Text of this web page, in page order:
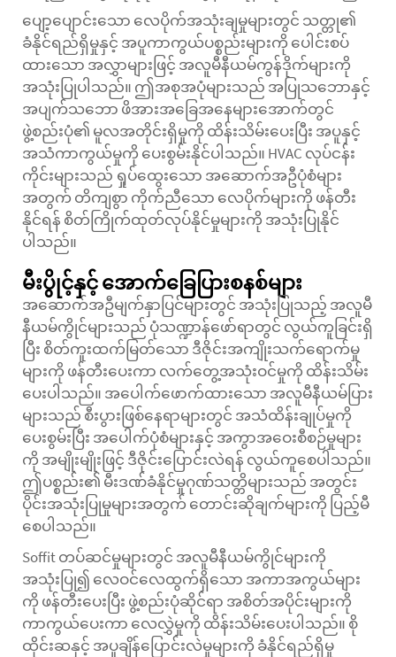
ပျော့ပျောင်းသော လေပိုက်အသုံးချမှုများတွင် သတ္တု၏
ခံနိုင်ရည်ရှိမှုနှင့် အပူကာကွယ်ပစ္စည်းများကို ပေါင်းစပ်
ထားသော အလွှာများဖြင့် အလူမီနီယမ်ကွန်ဒိုက်များကို
အသုံးပြုပါသည်။ ဤအစုအပုံများသည် အပြုသဘောနှင့်
အပျက်သဘော ဖိအားအခြေအနေများအောက်တွင်
ဖွဲ့စည်းပုံ၏ မူလအတိုင်းရှိမှုကို ထိန်းသိမ်းပေးပြီး အပူနှင့်
အသံကာကွယ်မှုကို ပေးစွမ်းနိုင်ပါသည်။ HVAC လုပ်ငန်း
ကိုင်းများသည် ရှုပ်ထွေးသော အဆောက်အဦပုံစံများ
အတွက် တိကျစွာ ကိုက်ညီသော လေပိုက်များကို ဖန်တီး
နိုင်ရန် စိတ်ကြိုက်ထုတ်လုပ်နိုင်မှုများကို အသုံးပြုနိုင်
ပါသည်။
မီးပွိုင့်နှင့် အောက်ခြေပြားစနစ်များ
အဆောက်အဦမျက်နှာပြင်များတွင် အသုံးပြုသည့် အလူမီ
နီယမ်ကွိုင်များသည် ပုံသဏ္ဍာန်ဖော်ရာတွင် လွယ်ကူခြင်းရှိ
ပြီး စိတ်ကူးထက်မြတ်သော ဒီဇိုင်းအကျိုးသက်ရောက်မှု
များကို ဖန်တီးပေးကာ လက်တွေ့အသုံးဝင်မှုကို ထိန်းသိမ်း
ပေးပါသည်။ အပေါက်ဖောက်ထားသော အလူမီနီယမ်ပြား
များသည် စီးပွားဖြစ်နေရာများတွင် အသံထိန်းချုပ်မှုကို
ပေးစွမ်းပြီး အပေါက်ပုံစံများနှင့် အကွာအဝေးစီစဉ်မှုများ
ကို အမျိုးမျိုးဖြင့် ဒီဇိုင်းပြောင်းလဲရန် လွယ်ကူစေပါသည်။
ဤပစ္စည်း၏ မီးဒဏ်ခံနိုင်မှုဂုဏ်သတ္တိများသည် အတွင်း
ပိုင်းအသုံးပြုမှုများအတွက် တောင်းဆိုချက်များကို ပြည့်မီ
စေပါသည်။
Soffit တပ်ဆင်မှုများတွင် အလူမီနီယမ်ကွိုင်များကို
အသုံးပြု၍ လေဝင်လေထွက်ရှိသော အကာအကွယ်များ
ကို ဖန်တီးပေးပြီး ဖွဲ့စည်းပုံဆိုင်ရာ အစိတ်အပိုင်းများကို
ကာကွယ်ပေးကာ လေလွှဲမှုကို ထိန်းသိမ်းပေးပါသည်။ စို
ထိုင်းဆနှင့် အပူချိန်ပြောင်းလဲမှုများကို ခံနိုင်ရည်ရှိမှု